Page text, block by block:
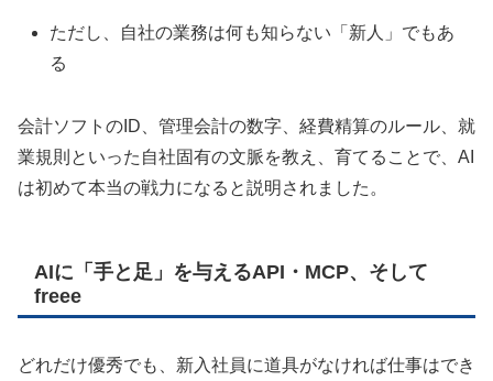
ただし、自社の業務は何も知らない「新人」でもあ
る
会計ソフトのID、管理会計の数字、経費精算のルール、就
業規則といった自社固有の文脈を教え、育てることで、AI
は初めて本当の戦力になると説明されました。
AIに「手と足」を与えるAPI・MCP、そして
freee
どれだけ優秀でも、新入社員に道具がなければ仕事はでき